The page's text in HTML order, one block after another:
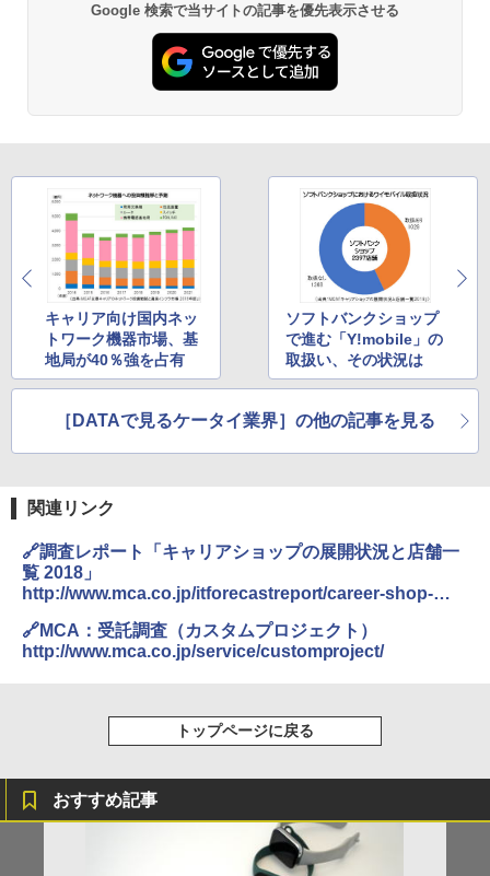
Google 検索で当サイトの記事を優先表示させる
キャリア向け国内ネッ
トワーク機器市場、基
地局が40％強を占有
ソフトバンクショップ
で進む「Y!mobile」の
取扱い、その状況は
［DATAで見るケータイ業界］の他の記事を見る
関連リンク
🔗調査レポート「キャリアショップの展開状況と店舗一
覧 2018」
http://www.mca.co.jp/itforecastreport/career-shop-
🔗MCA：受託調査（カスタムプロジェクト）
http://www.mca.co.jp/service/customproject/
トップページに戻る
おすすめ記事